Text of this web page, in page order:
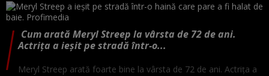
Cum arată Meryl Streep la vârsta de 72 de ani.
Actrița a ieșit pe stradă într-o...
Meryl Streep arată foarte bine la vârsta de 72 de ani. Actrița a